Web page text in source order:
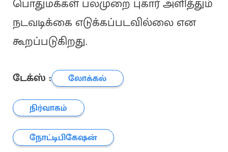
பொதுமக்கள் பலமுறை புகார் அளித்தும்
நடவடிக்கை எடுக்கப்படவில்லை என
கூறப்படுகிறது.
டேக்ஸ் :
லோக்கல்
நிர்வாகம்
நோட்டிபிகேஷன்